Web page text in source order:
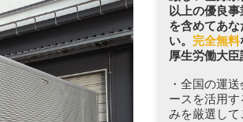
以上の優良
を含めてあ
い。 完全無料
厚生労働大臣
・全国の運
ースを活用
みを厳選して